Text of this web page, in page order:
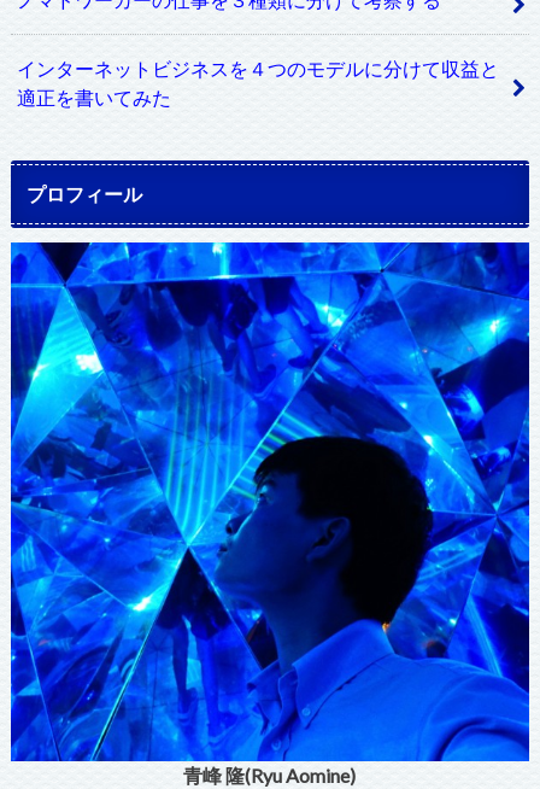
インターネットビジネスを４つのモデルに分けて収益と
適正を書いてみた
プロフィール
青峰 隆(Ryu Aomine)